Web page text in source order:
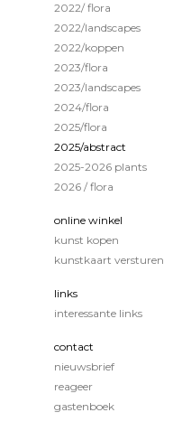
2022/ flora
2022/landscapes
2022/koppen
2023/flora
2023/landscapes
2024/flora
2025/flora
2025/abstract
2025-2026 plants
2026 / flora
online winkel
kunst kopen
kunstkaart versturen
links
interessante links
contact
nieuwsbrief
reageer
gastenboek